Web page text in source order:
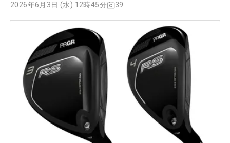
払われてしまった。ではアイアンは何を基準に選べばいいのだ
2026年6月3日 (水) 12時45分 39